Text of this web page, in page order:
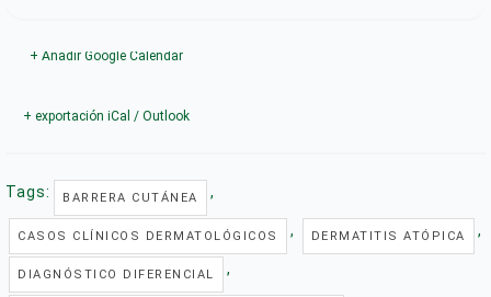
+ Añadir Google Calendar
+ exportación iCal / Outlook
Tags: BARRERA CUTÁNEA ,
CASOS CLÍNICOS DERMATOLÓGICOS , DERMATITIS ATÓPICA ,
DIAGNÓSTICO DIFERENCIAL ,